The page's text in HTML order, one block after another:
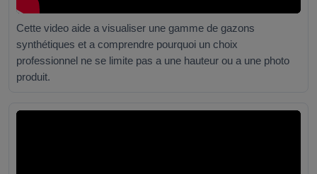
Cette video aide a visualiser une gamme de gazons
synthétiques et a comprendre pourquoi un choix
professionnel ne se limite pas a une hauteur ou a une photo
produit.